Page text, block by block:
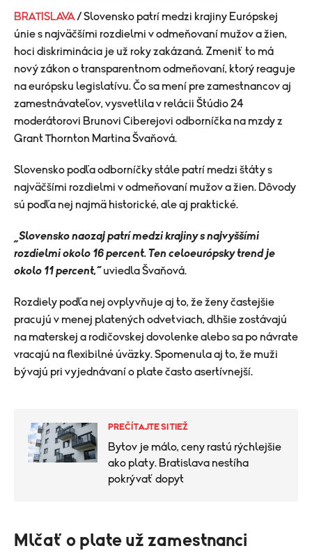
BRATISLAVA / Slovensko patrí medzi krajiny Európskej
únie s najväčšími rozdielmi v odmeňovaní mužov a žien,
hoci diskriminácia je už roky zakázaná. Zmeniť to má
nový zákon o transparentnom odmeňovaní, ktorý reaguje
na európsku legislatívu. Čo sa mení pre zamestnancov aj
zamestnávateľov, vysvetlila v relácii Štúdio 24
moderátorovi Brunovi Ciberejovi odborníčka na mzdy z
Grant Thornton Martina Švaňová.
Slovensko podľa odborníčky stále patrí medzi štáty s
najväčšími rozdielmi v odmeňovaní mužov a žien. Dôvody
sú podľa nej najmä historické, ale aj praktické.
„Slovensko naozaj patrí medzi krajiny s najvyššími
rozdielmi okolo 16 percent. Ten celoeurópsky trend je
okolo 11 percent,“ uviedla Švaňová.
Rozdiely podľa nej ovplyvňuje aj to, že ženy častejšie
pracujú v menej platených odvetviach, dlhšie zostávajú
na materskej a rodičovskej dovolenke alebo sa po návrate
vracajú na flexibilné úväzky. Spomenula aj to, že muži
bývajú pri vyjednávaní o plate často asertívnejší.
PREČÍTAJTE SI TIEŽ
Bytov je málo, ceny rastú rýchlejšie
ako platy. Bratislava nestíha
pokrývať dopyt
​Mlčať o plate už zamestnanci